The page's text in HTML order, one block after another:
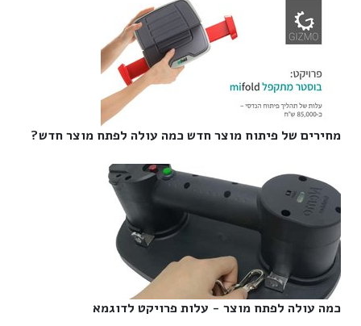
מחירים של פיתוח מוצר חדש כמה עולה לפתח מוצר חדש?‎
כמה עולה לפתח מוצר - עלות פרויקט לדוגמא‎